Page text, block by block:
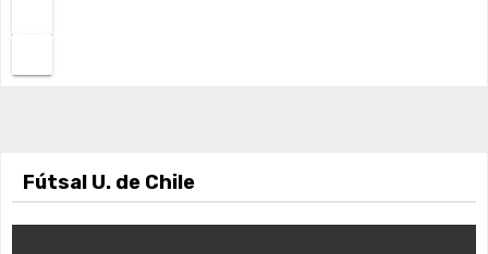
Fútsal U. de Chile